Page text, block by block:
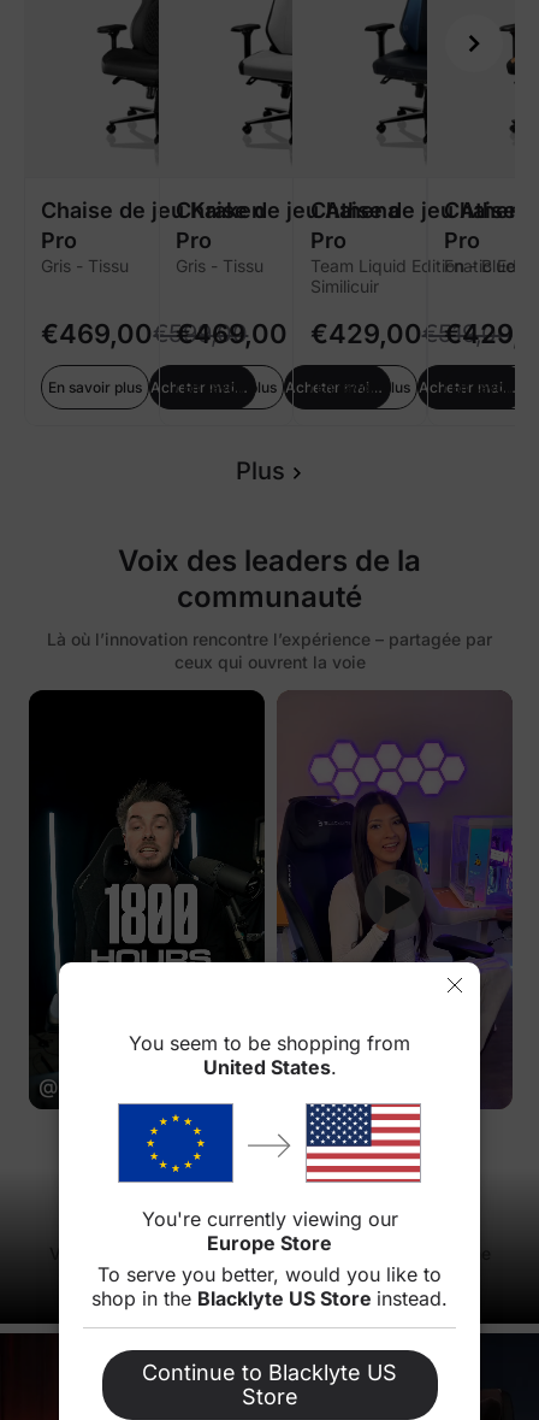
Chaise de jeu Kraken
Pro
Gris - Tissu
€469,00€599,00
En savoir plus Acheter maintenant
Chaise de jeu Athena
Pro
Gris - Tissu
€469,00
En savoir plus Acheter maintenant
Chaise de jeu Athena
Pro
Team Liquid Edition - Blue-
Similicuir
€429,00€519,00
En savoir plus Acheter maintenant
Chaise
Pro
Fnatic
En savoir
Plus
Voix des leaders de la
communauté
Là où l’innovation rencontre l’expérience – partagée par
ceux qui ouvrent la voie
@brockcreativeofficial
Atlas Driver
Vivez l'expérience de jeu ultime grâce à notre système
d'éclairage interactif intelligent.
En savoir plus
You seem to be shopping from
United States.
You're currently viewing our
Europe Store
To serve you better, would you like to
shop in the Blacklyte US Store instead.
Continue to Blacklyte US
Store